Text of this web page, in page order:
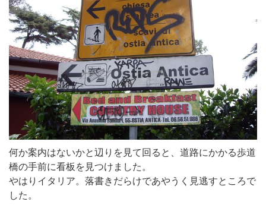
何か案内はないかと辺りを見て回ると、道路にかかる歩道
橋の手前に看板を見つけました。
やはりイタリア。落書きだらけであやうく見逃すところで
した。